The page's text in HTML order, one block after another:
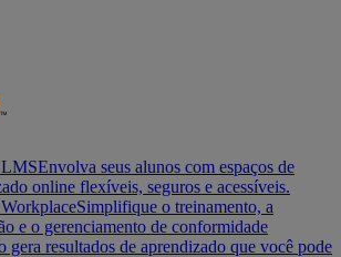
Envolva seus alunos com espaços de
online flexíveis, seguros e acessíveis.
Simplifique o treinamento, a
e o gerenciamento de conformidade
gera resultados de aprendizado que você pode